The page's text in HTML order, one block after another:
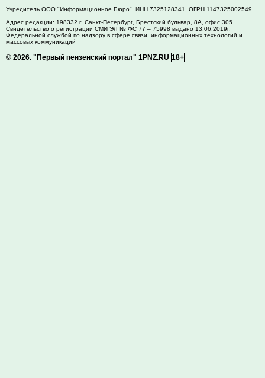
Учредитель ООО "Информационное Бюро". ИНН 7325128341, ОГРН 1147325002549
Адрес редакции: 198332 г. Санкт-Петербург, Брестский бульвар, 8А, офис 305
Свидетельство о регистрации СМИ ЭЛ № ФС 77 – 75998 выдано 13.06.2019г.
Федеральной службой по надзору в сфере связи, информационных технологий и
массовых коммуникаций
© 2026. "Первый пензенский портал" 1PNZ.RU 18+